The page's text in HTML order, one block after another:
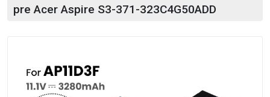
pre Acer Aspire S3-371-323C4G50ADD